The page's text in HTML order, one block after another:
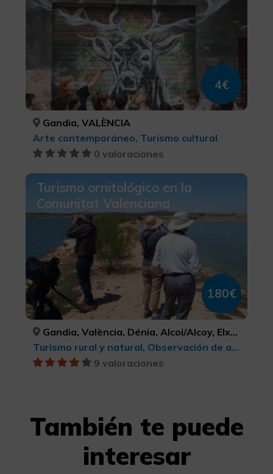
4€
Gandia, VALÈNCIA
Arte contemporáneo, Turismo cultural
0 valoraciones
Turismo ornitológico en la
Comunitat Valenciana
180€
Gandia, València, Dénia, Alcoi/Alcoy, Elx/Elche, VALÈNCIA, VALÈNCIA, ALACANT/ALICANTE, ALACANT/ALICANTE, ALACANT/ALICANTE
Turismo rural y natural, Observación de aves
9 valoraciones
También te puede
interesar